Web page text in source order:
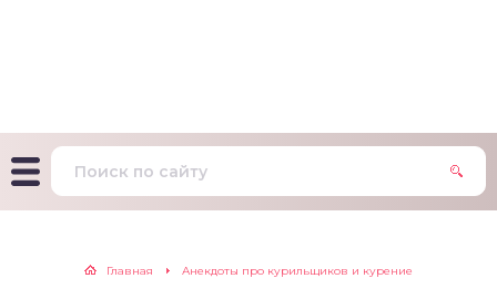
Главная Анекдоты про курильщиков и курение
на определение типа
поведения
зависимости